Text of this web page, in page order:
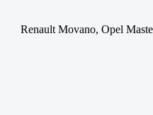
Renault Movano, Opel